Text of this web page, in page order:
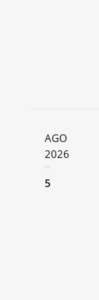
AGO
2026
5